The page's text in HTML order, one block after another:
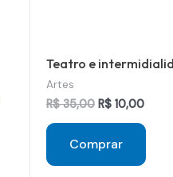
Teatro e
Artes
R$35,00 O
era:
R$ 35,00.
R$10,00O
atual
R$
Comprar